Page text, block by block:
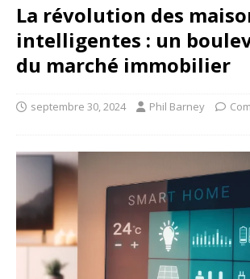
La révolution des
intelligentes : un
du marché immobilier
septembre 30, 2024 Phil Barney